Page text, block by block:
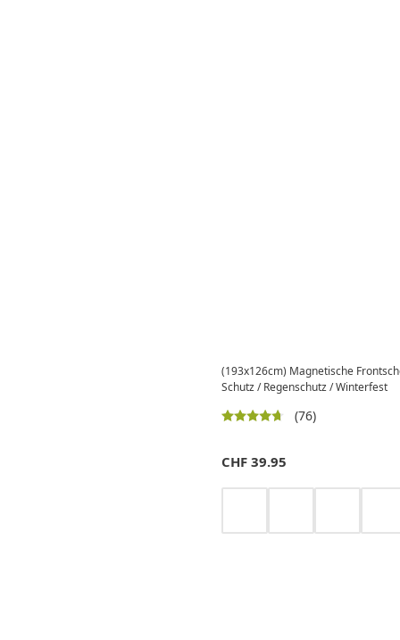
(193x126cm) Magnetische
Schutz / Regenschutz / Winterfest
(76)
CHF 39.95